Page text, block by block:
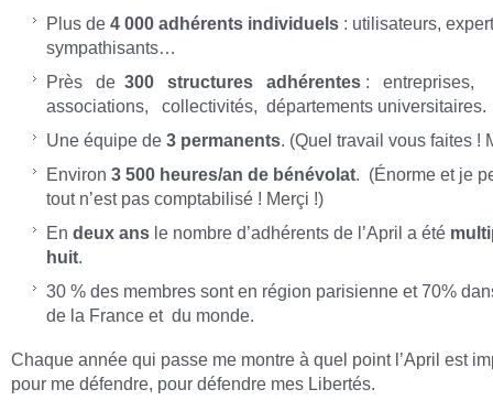
Plus de 4 000 adhérents individuels : utilisateurs,
sympathisants…
Près de 300 structures adhérentes : entreprises,
associations, collectivités, départements universitaires.
Une équipe de 3 permanents. (Quel travail vous faites !
Environ 3 500 heures/an de bénévolat. (Énorme et je
tout n’est pas comptabilisé ! Merçi !)
En deux ans le nombre d’adhérents de l’April a été
huit.
30 % des membres sont en région parisienne et 70%
de la France et du monde.
Chaque année qui passe me montre à quel point l’April est
pour me défendre, pour défendre mes Libertés.